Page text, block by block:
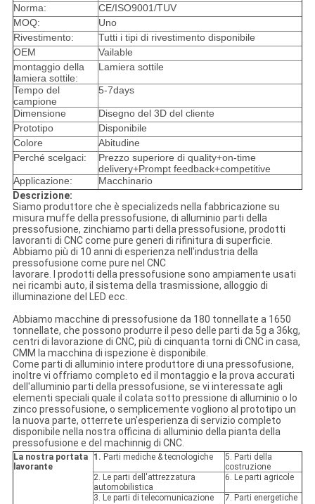
Norma:
CE/ISO9001/TUV
MOQ:
Uno
Rivestimento:
Tutti i tipi di rivestimento disponibile
OEM
Vailable
montaggio della
lamiera sottile:
Lamiera sottile
Tempo del
campione
5-7days
Dimensione
Disegno del 3D del cliente
Prototipo
Disponibile
Colore
Abitudine
Perché scelgaci:
Prezzo superiore di quality+on-time
delivery+Prompt feedback+competitive
Applicazione:
Macchinario
Descrizione:
Siamo produttore che è specializeds nella fabbricazione su
misura muffe della pressofusione, di alluminio parti della
pressofusione, zinchiamo parti della pressofusione, prodotti
lavoranti di CNC come pure generi di rifinitura di superficie.
Abbiamo più di 10 anni di esperienza nell'industria della
pressofusione come pure nel CNC
lavorare. I prodotti della pressofusione sono ampiamente usati
nei ricambi auto, il sistema della trasmissione, alloggio di
illuminazione del LED ecc.
Abbiamo macchine di pressofusione da 180 tonnellate a 1650
tonnellate, che possono produrre il peso delle parti da 5g a 36kg,
centri di lavorazione di CNC, più di cinquanta torni di CNC in casa,
CMM la macchina di ispezione è disponibile.
Come parti di alluminio intere produttore di una pressofusione,
inoltre vi offriamo completo ed il montaggio e la prova accurati
dell'alluminio parti della pressofusione, se vi interessate agli
elementi speciali quale il colata sotto pressione di alluminio o lo
zinco pressofusione, o semplicemente vogliono al prototipo un
la nuova parte, otterrete un'esperienza di servizio completo
disponibile nella nostra officina di alluminio della pianta della
pressofusione e del machinnig di CNC.
La nostra portata
lavorante
1. Parti mediche & tecnologiche
5. Parti della
costruzione
2. Le parti dell'attrezzatura
automobilistica
6. Le parti agricole
3. Le parti di telecomunicazione
7. Parti energetiche